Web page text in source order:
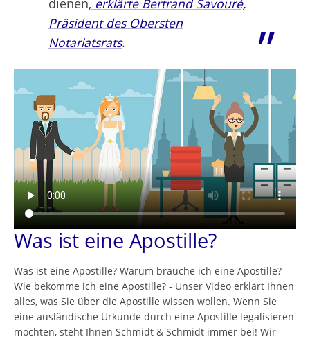
dienen, erklärte Bertrand Savouré,
Präsident des Obersten
Notariatsrats.
Was ist eine Apostille?
Was ist eine Apostille? Warum brauche ich eine Apostille?
Wie bekomme ich eine Apostille? - Unser Video erklärt Ihnen
alles, was Sie über die Apostille wissen wollen. Wenn Sie
eine ausländische Urkunde durch eine Apostille legalisieren
möchten, steht Ihnen Schmidt & Schmidt immer bei! Wir